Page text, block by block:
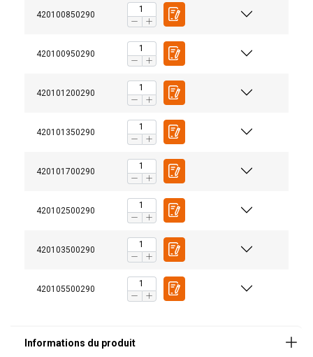
420100850290
420100950290
420101200290
420101350290
420101700290
420102500290
420103500290
420105500290
Marquage:
Coefficient de sécurité: